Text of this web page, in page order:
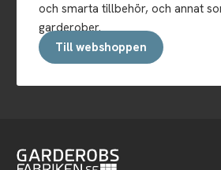
och smarta tillbehör, och annat
garderober.
Till webshoppen